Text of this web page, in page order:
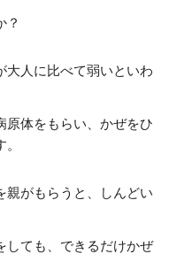
？
大人に比べて弱いといわ
原体をもらい、かぜをひ
親がもらうと、しんどい
しても、できるだけかぜ